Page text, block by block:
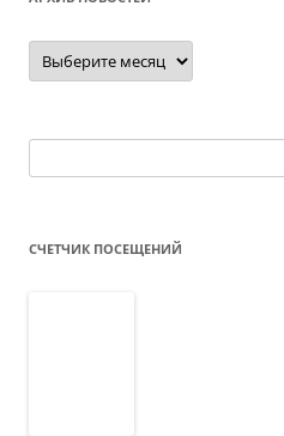
Архив
новостей
СЧЕТЧИК ПОСЕЩЕНИЙ